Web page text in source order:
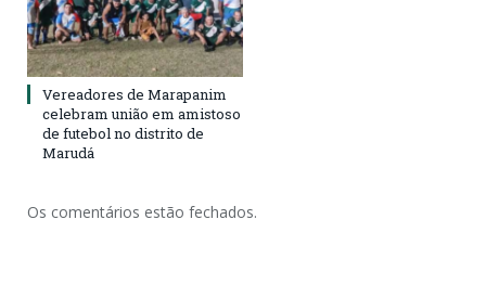
Vereadores de Marapanim
celebram união em amistoso
de futebol no distrito de
Marudá
Os comentários estão fechados.